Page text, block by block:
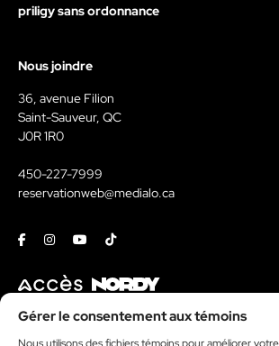
Gérer le consentement aux témoins
priligy sans ordonnance
Nous joindre
36, avenue Filion
Saint-Sauveur, QC
J0R 1R0
450-227-7999
reservationweb@medialo.ca
FacebookInstagramYoutubeTiktok
Contact